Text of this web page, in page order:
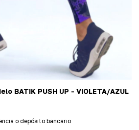
BATIK PUSH UP - VIOLETA/AZUL
o depósito bancario